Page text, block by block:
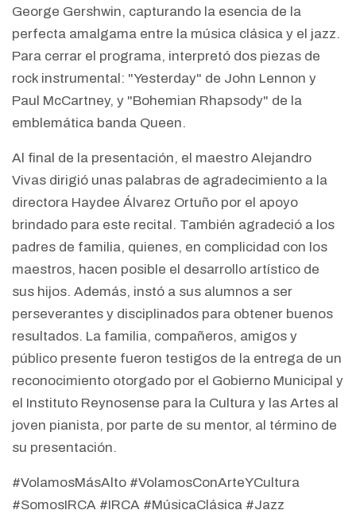
George Gershwin, capturando la esencia de la
perfecta amalgama entre la música clásica y el jazz.
Para cerrar el programa, interpretó dos piezas de
rock instrumental: "Yesterday" de John Lennon y
Paul McCartney, y "Bohemian Rhapsody" de la
emblemática banda Queen.
Al final de la presentación, el maestro Alejandro
Vivas dirigió unas palabras de agradecimiento a la
directora Haydee Álvarez Ortuño por el apoyo
brindado para este recital. También agradeció a los
padres de familia, quienes, en complicidad con los
maestros, hacen posible el desarrollo artístico de
sus hijos. Además, instó a sus alumnos a ser
perseverantes y disciplinados para obtener buenos
resultados. La familia, compañeros, amigos y
público presente fueron testigos de la entrega de un
reconocimiento otorgado por el Gobierno Municipal y
el Instituto Reynosense para la Cultura y las Artes al
joven pianista, por parte de su mentor, al término de
su presentación.
#VolamosMásAlto #VolamosConArteYCultura
#SomosIRCA #IRCA #MúsicaClásica #Jazz